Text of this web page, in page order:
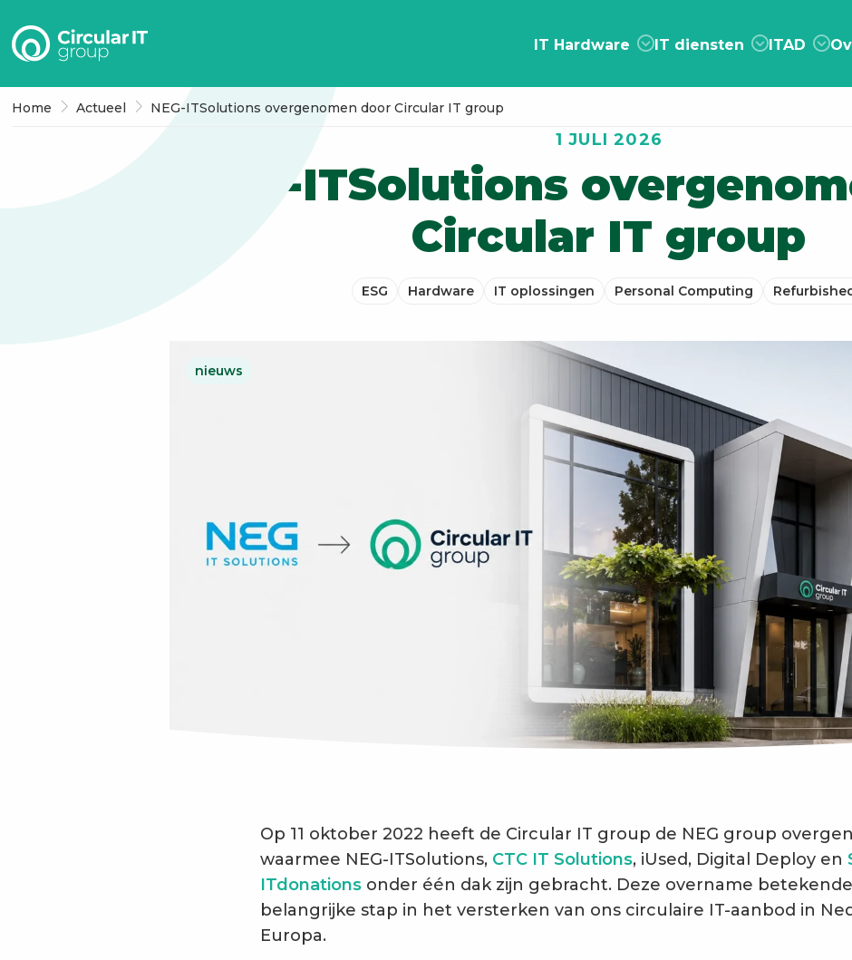
Circular
IT
group
–
IT Hardware IT diensten ITAD
Home Actueel NEG-ITSolutions overgenomen door Circular IT group
1 JULI 2026
NEG-ITSolutions
Circular IT group
ESG Hardware IT oplossingen Personal Computing
nieuws
Op 11 oktober 2022 heeft de Circular IT group de NEG group
waarmee NEG-ITSolutions, CTC IT Solutions, iUsed, Digital Deploy en
ITdonations onder één dak zijn gebracht. Deze overname
belangrijke stap in het versterken van ons circulaire IT-aanbod in
Europa.